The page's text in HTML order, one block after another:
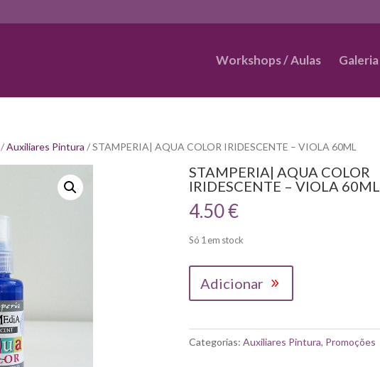
Workshops / Aulas
/Auxiliares Pintura / STAMPERIA| AQUA COLOR IRIDESCENTE – VIOLA 60ML
STAMPERIA| AQUA COLOR
IRIDESCENTE – VIOLA 60ML
4.50€
Só 1 em stock
COLOR
Adicionar
Categorias:Auxiliares Pintura, Promoções